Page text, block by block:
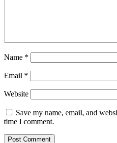
Name *
Email *
Website
Save my name, email, and
time I comment.